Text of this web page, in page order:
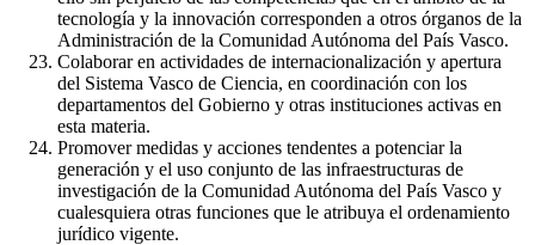
tecnología y la innovación corresponden a otros órganos de la
Administración de la Comunidad Autónoma del País Vasco.
Colaborar en actividades de internacionalización y apertura
del Sistema Vasco de Ciencia, en coordinación con los
departamentos del Gobierno y otras instituciones activas en
esta materia.
Promover medidas y acciones tendentes a potenciar la
generación y el uso conjunto de las infraestructuras de
investigación de la Comunidad Autónoma del País Vasco y
cualesquiera otras funciones que le atribuya el ordenamiento
jurídico vigente.